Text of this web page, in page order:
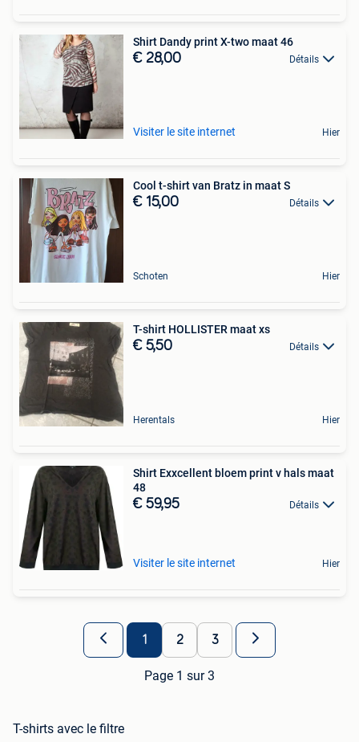
Shirt Dandy print X-two maat 46
€ 28,00 Détails
Visiter le site internet Hier
Cool t-shirt van Bratz in maat S
€ 15,00 Détails
Schoten Hier
T-shirt HOLLISTER maat xs
€ 5,50 Détails
Herentals Hier
Shirt Exxcellent bloem print v hals maat
48
€ 59,95 Détails
Visiter le site internet Hier
1 2 3
Page 1 sur 3
T-shirts avec le filtre